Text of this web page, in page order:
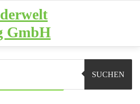
SUCHEN
Ausstattung